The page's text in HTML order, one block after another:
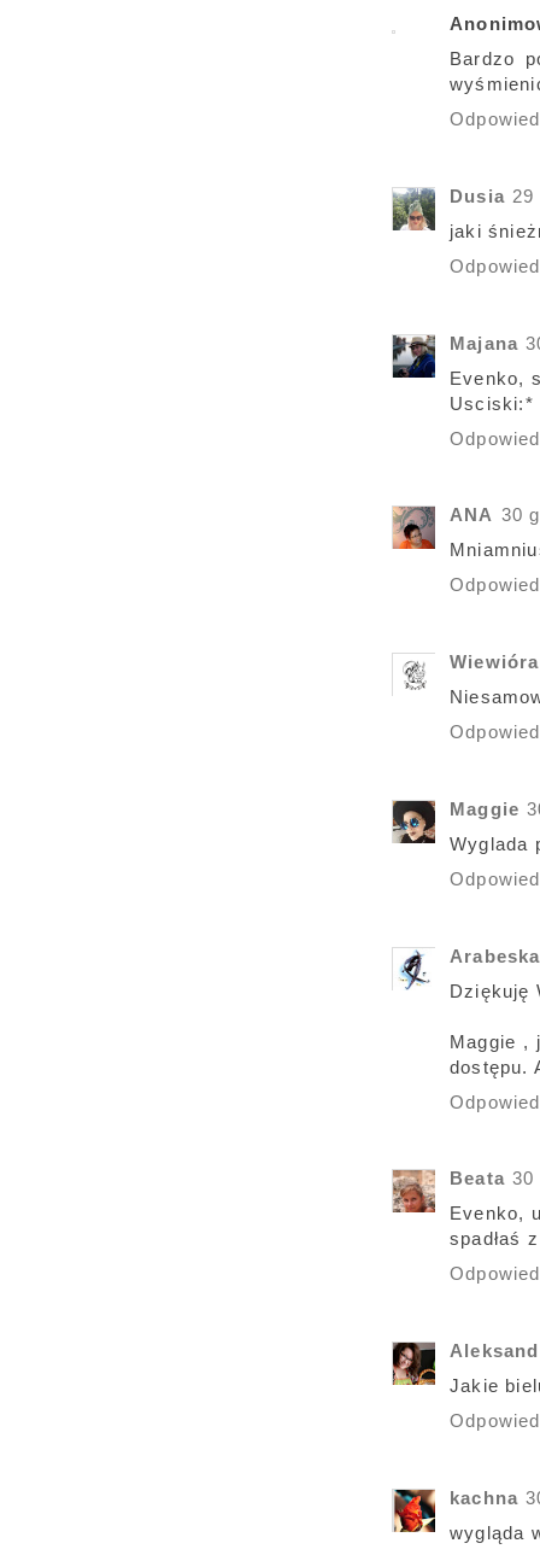
Bardzo
Dusia 29
jaki
Majana
Evenko,
Usciski:*
ANA 30
Wiewióra
Maggie
Wyglada
Dziękuję
Maggie ,
dostępu.
Beata 30
Evenko,
spadłaś
Jakie
kachna
wygląda